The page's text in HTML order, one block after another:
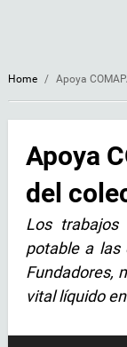
Home / Apoya
Apoya
del
Los
potable a las
Fundadores,
vital líquido